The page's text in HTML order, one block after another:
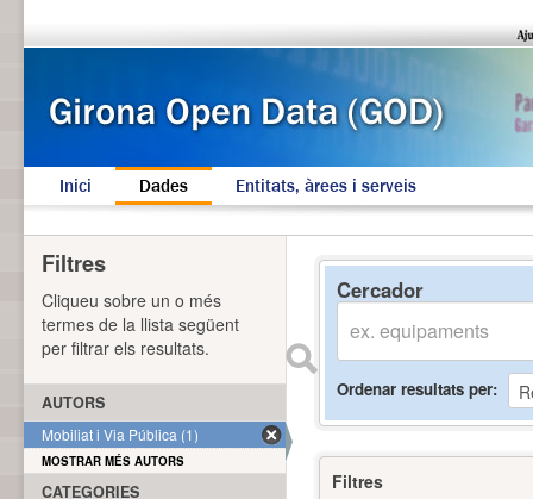
Inici Dades Entitats, àrees i serveis
Cercador
Ordenar resultats per
Filtres
Filtres
Cliqueu sobre un o més
termes de la llista següent
per filtrar els resultats.
AUTORS
Mobiliat i Via Pública (1)
MOSTRAR MÉS AUTORS
CATEGORIES